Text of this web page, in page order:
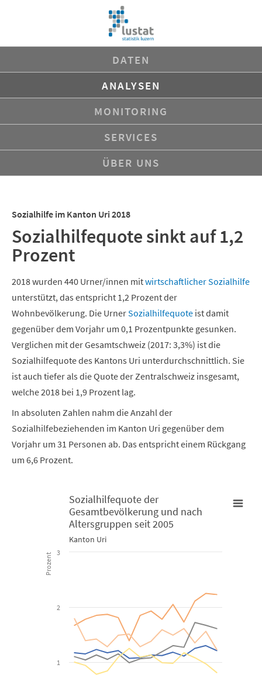
DATEN
ANALYSEN
MONITORING
SERVICES
ÜBER UNS
Sozialhilfe im Kanton Uri 2018
Sozialhilfequote sinkt auf 1,2
Prozent
2018 wurden 440 Urner/innen mitwirtschaftlicher Sozialhilfe
unterstützt, das entspricht 1,2 Prozent der
Wohnbevölkerung. Die UrnerSozialhilfequote ist damit
gegenüber dem Vorjahr um 0,1 Prozentpunkte gesunken.
Verglichen mit der Gesamtschweiz (2017: 3,3%) ist die
Sozialhilfequote des Kantons Uri unterdurchschnittlich. Sie
ist auch tiefer als die Quote der Zentralschweiz insgesamt,
welche 2018 bei 1,9 Prozent lag.
In absoluten Zahlen nahm die Anzahl der
Sozialhilfebeziehenden im Kanton Uri gegenüber dem
Vorjahr um 31 Personen ab. Das entspricht einem Rückgang
um 6,6 Prozent.
Sozialhilfequote der Gesamtbevölkerung und nach
Line chart with 6 lines.
Kanton Uri
View as data table, Sozialhilfequote der
The chart has 1 X axis displaying categories.
The chart has 1 Y axis displaying Prozent. Data ranges from 0.09
Prozent
Sozialhilfequote der
Gesamtbevölkerung und nach
Altersgruppen seit 2005
Kanton Uri
1
2
3